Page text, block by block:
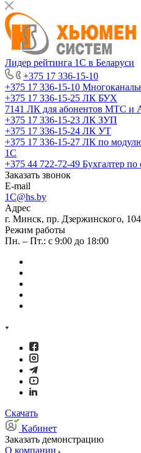
Лидер рейтинга 1С в Беларуси
+375 17 336-15-10
+375 17 336-15-10
+375 17 336-15-25 ЛК БУХ
7141 ЛК для абонентов МТС и
+375 17 336-15-23 ЛК ЗУП
+375 17 336-15-24 ЛК УТ
+375 17 336-15-27 ЛК по
1С
+375 44 722-72-49 Бухгалтер по
Заказать звонок
E-mail
1C@hs.by
Адрес
г. Минск, пр. Дзержинского,
Режим работы
Пн. – Пт.: с 9:00 до 18:00
Скачать
Кабинет
Заказать демонстрацию
О компании